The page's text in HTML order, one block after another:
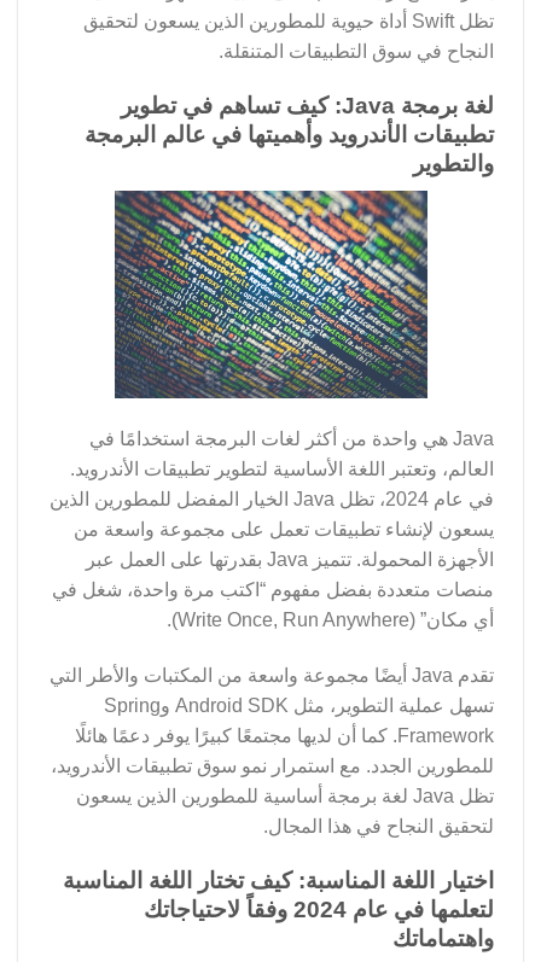
تظل Swift أداة حيوية للمطورين الذين يسعون لتحقيق
النجاح في سوق التطبيقات المتنقلة.
لغة برمجة Java: كيف تساهم في تطوير
تطبيقات الأندرويد وأهميتها في عالم البرمجة
والتطوير
Java هي واحدة من أكثر لغات البرمجة استخدامًا في
العالم، وتعتبر اللغة الأساسية لتطوير تطبيقات الأندرويد.
في عام 2024، تظل Java الخيار المفضل للمطورين الذين
يسعون لإنشاء تطبيقات تعمل على مجموعة واسعة من
الأجهزة المحمولة. تتميز Java بقدرتها على العمل عبر
منصات متعددة بفضل مفهوم “اكتب مرة واحدة، شغل في
أي مكان” (Write Once, Run Anywhere).
تقدم Java أيضًا مجموعة واسعة من المكتبات والأطر التي
تسهل عملية التطوير، مثل Android SDK وSpring
Framework. كما أن لديها مجتمعًا كبيرًا يوفر دعمًا هائلًا
للمطورين الجدد. مع استمرار نمو سوق تطبيقات الأندرويد،
تظل Java لغة برمجة أساسية للمطورين الذين يسعون
لتحقيق النجاح في هذا المجال.
اختيار اللغة المناسبة: كيف تختار اللغة المناسبة
لتعلمها في عام 2024 وفقاً لاحتياجاتك
واهتماماتك